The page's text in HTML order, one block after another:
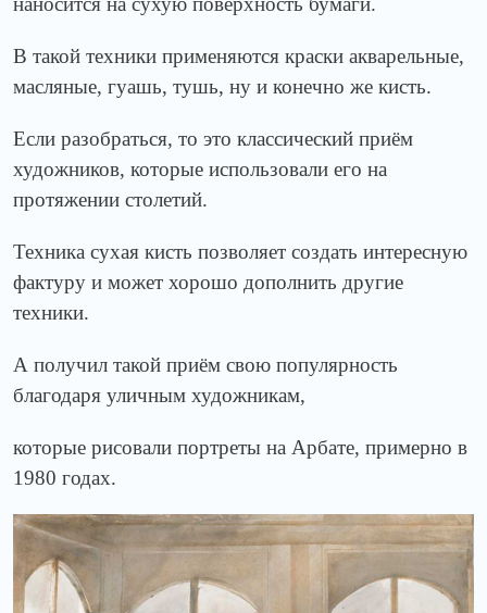
В такой техники применяются краски акварельные,
масляные, гуашь, тушь, ну и конечно же кисть.
Если разобраться, то это классический приём
художников, которые использовали его на
протяжении столетий.
Техника сухая кисть позволяет создать интересную
фактуру и может хорошо дополнить другие
техники.
А получил такой приём свою популярность
благодаря уличным художникам,
которые рисовали портреты на Арбате, примерно в
1980 годах.